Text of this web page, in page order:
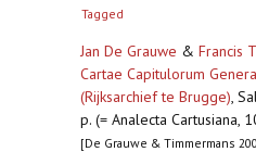
Tagged
Jan De Grauwe & Francis
Cartae Capitulorum
(Rijksarchief te Brugge),
p. (= Analecta Cartusiana,
[De Grauwe & Timmermans